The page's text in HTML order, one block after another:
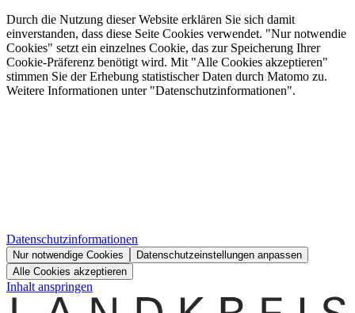
Durch die Nutzung dieser Website erklären Sie sich damit
einverstanden, dass diese Seite Cookies verwendet. "Nur notwendie
Cookies" setzt ein einzelnes Cookie, das zur Speicherung Ihrer
Cookie-Präferenz benötigt wird. Mit "Alle Cookies akzeptieren"
stimmen Sie der Erhebung statistischer Daten durch Matomo zu.
Weitere Informationen unter "Datenschutzinformationen".
Datenschutzinformationen
Nur notwendige Cookies
Datenschutzeinstellungen anpassen
Alle Cookies akzeptieren
Inhalt anspringen